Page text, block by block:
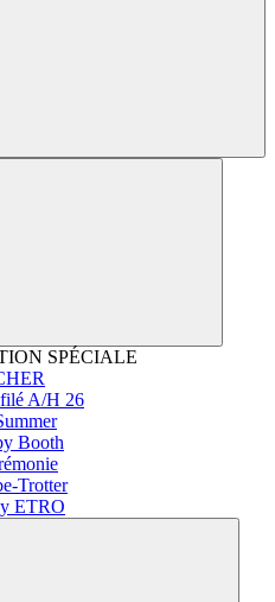
SPÉCIALE
A/H 26
Booth
Trotter
ETRO